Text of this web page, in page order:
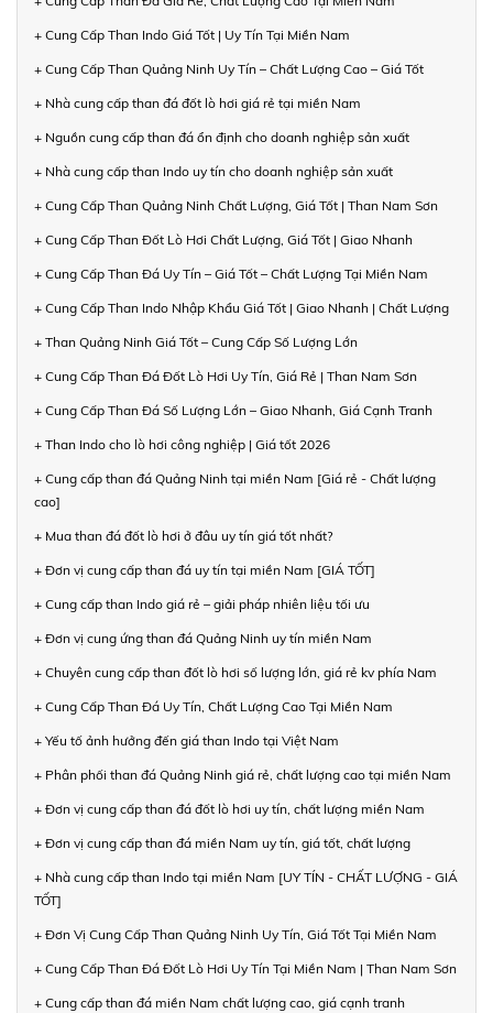
+ Cung Cấp Than Indo Giá Tốt | Uy Tín Tại Miền Nam
+ Cung Cấp Than Quảng Ninh Uy Tín – Chất Lượng Cao – Giá Tốt
+ Nhà cung cấp than đá đốt lò hơi giá rẻ tại miền Nam
+ Nguồn cung cấp than đá ổn định cho doanh nghiệp sản xuất
+ Nhà cung cấp than Indo uy tín cho doanh nghiệp sản xuất
+ Cung Cấp Than Quảng Ninh Chất Lượng, Giá Tốt | Than Nam Sơn
+ Cung Cấp Than Đốt Lò Hơi Chất Lượng, Giá Tốt | Giao Nhanh
+ Cung Cấp Than Đá Uy Tín – Giá Tốt – Chất Lượng Tại Miền Nam
+ Cung Cấp Than Indo Nhập Khẩu Giá Tốt | Giao Nhanh | Chất Lượng
+ Than Quảng Ninh Giá Tốt – Cung Cấp Số Lượng Lớn
+ Cung Cấp Than Đá Đốt Lò Hơi Uy Tín, Giá Rẻ | Than Nam Sơn
+ Cung Cấp Than Đá Số Lượng Lớn – Giao Nhanh, Giá Cạnh Tranh
+ Than Indo cho lò hơi công nghiệp | Giá tốt 2026
+ Cung cấp than đá Quảng Ninh tại miền Nam [Giá rẻ - Chất lượng
cao]
+ Mua than đá đốt lò hơi ở đâu uy tín giá tốt nhất?
+ Đơn vị cung cấp than đá uy tín tại miền Nam [GIÁ TỐT]
+ Cung cấp than Indo giá rẻ – giải pháp nhiên liệu tối ưu
+ Đơn vị cung ứng than đá Quảng Ninh uy tín miền Nam
+ Chuyên cung cấp than đốt lò hơi số lượng lớn, giá rẻ kv phía Nam
+ Cung Cấp Than Đá Uy Tín, Chất Lượng Cao Tại Miền Nam
+ Yếu tố ảnh hưởng đến giá than Indo tại Việt Nam
+ Phân phối than đá Quảng Ninh giá rẻ, chất lượng cao tại miền Nam
+ Đơn vị cung cấp than đá đốt lò hơi uy tín, chất lượng miền Nam
+ Đơn vị cung cấp than đá miền Nam uy tín, giá tốt, chất lượng
+ Nhà cung cấp than Indo tại miền Nam [UY TÍN - CHẤT LƯỢNG - GIÁ
TỐT]
+ Đơn Vị Cung Cấp Than Quảng Ninh Uy Tín, Giá Tốt Tại Miền Nam
+ Cung Cấp Than Đá Đốt Lò Hơi Uy Tín Tại Miền Nam | Than Nam Sơn
+ Cung cấp than đá miền Nam chất lượng cao, giá cạnh tranh